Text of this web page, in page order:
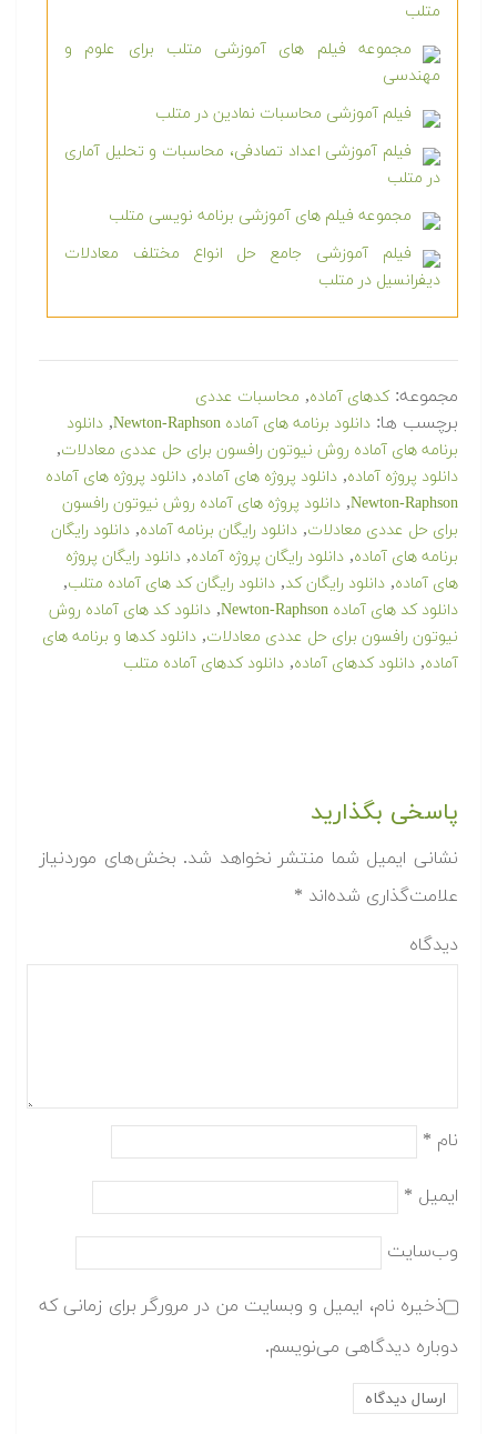
متلب
مجموعه فیلم های آموزشی متلب برای علوم و
مهندسی
فیلم آموزشی محاسبات نمادین در متلب
فیلم آموزشی اعداد تصادفی، محاسبات و تحلیل آماری
در متلب
مجموعه فیلم های آموزشی برنامه نویسی متلب
فیلم آموزشی جامع حل انواع مختلف معادلات
دیفرانسیل در متلب
مجموعه:کدهای آماده, محاسبات عددی
برچسب ها: دانلود برنامه های آماده Newton-Raphson , دانلود
برنامه های آماده روش نیوتون رافسون برای حل عددی معادلات,
دانلود پروژه آماده, دانلود پروژه های آماده, دانلود پروژه های آماده
Newton-Raphson
, دانلود پروژه های آماده روش نیوتون رافسون
برای حل عددی معادلات, دانلود رایگان برنامه آماده, دانلود رایگان
برنامه های آماده, دانلود رایگان پروژه آماده, دانلود رایگان پروژه
های آماده, دانلود رایگان کد, دانلود رایگان کد های آماده متلب,
دانلود کد های آماده Newton-Raphson , دانلود کد های آماده روش
نیوتون رافسون برای حل عددی معادلات, دانلود کدها و برنامه های
آماده, دانلود کدهای آماده, دانلود کدهای آماده متلب
پاسخی بگذارید
نشانی ایمیل شما منتشر نخواهد شد. بخش‌های موردنیاز
علامت‌گذاری شده‌اند *
دیدگاه
نام *
ایمیل *
وب‌سایت
ذخیره نام، ایمیل و وبسایت من در مرورگر برای زمانی که
دوباره دیدگاهی می‌نویسم.